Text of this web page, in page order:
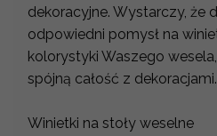
dekoracyjne. Wystarczy, że
odpowiedni pomysł na
kolorystyki Waszego
spójną całość z dekoracjami.
Winietki na stoły weselne